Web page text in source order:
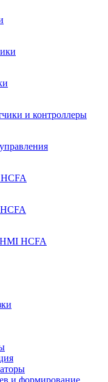
и контроллеры
HCFA
и формирование